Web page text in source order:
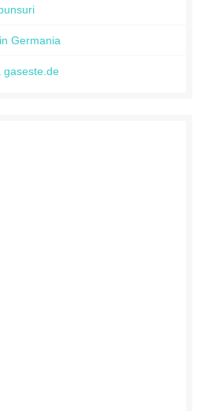
Germania
gaseste.de